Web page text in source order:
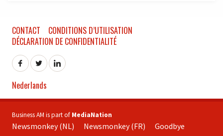
CONTACT
CONDITIONS D’UTILISATION
DÉCLARATION DE CONFIDENTIALITÉ
Nederlands
Business AM is part of MediaNation
Newsmonkey (NL) Newsmonkey (FR) Goodbye